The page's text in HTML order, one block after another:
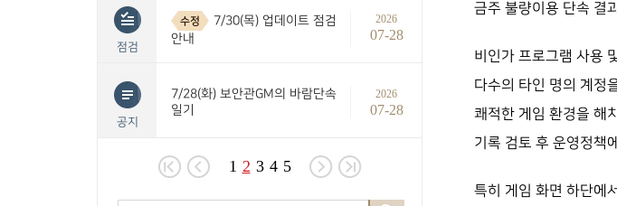
점검
수정
7/30(목) 업데이트 점검
안내
2026
07-28
공지
7/28(화) 보안관GM의 바람단속
일기
2026
07-28
1 2 3 4 5
금주 불량이용 단속 결
비인가 프로그램 사용
다수의 타인 명의 계정
쾌적한 게임 환경을 해
기록 검토 후 운영정책
특히 게임 화면 하단에